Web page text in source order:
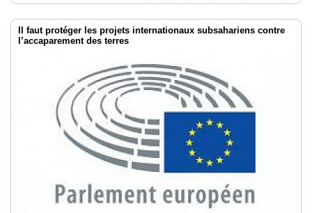
Il faut protéger les projets internationaux subsahariens contre
l’accaparement des terres